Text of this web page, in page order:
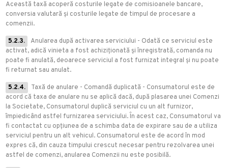
Această taxă acoperă costurile legate de comisioanele bancare,
conversia valutară și costurile legate de timpul de procesare a
comenzii.
5.2.3.
Anularea după activarea serviciului - Odată ce serviciul este
activat, adică vinieta a fost achiziționată și înregistrată, comanda nu
poate fi anulată, deoarece serviciul a fost furnizat integral și nu poate
fi returnat sau anulat.
5.2.4.
Taxă de anulare - Comandă duplicată - Consumatorul este de
acord că taxa de anulare nu se aplică dacă, după plasarea unei Comenzi
la Societate, Consumatorul duplică serviciul cu un alt furnizor,
împiedicând astfel furnizarea serviciului. În acest caz, Consumatorul va
fi contactat cu opțiunea de a schimba data de expirare sau de a utiliza
serviciul pentru un alt vehicul. Consumatorul este de acord în mod
expres că, din cauza timpului crescut necesar pentru rezolvarea unei
astfel de comenzi, anularea Comenzii nu este posibilă.